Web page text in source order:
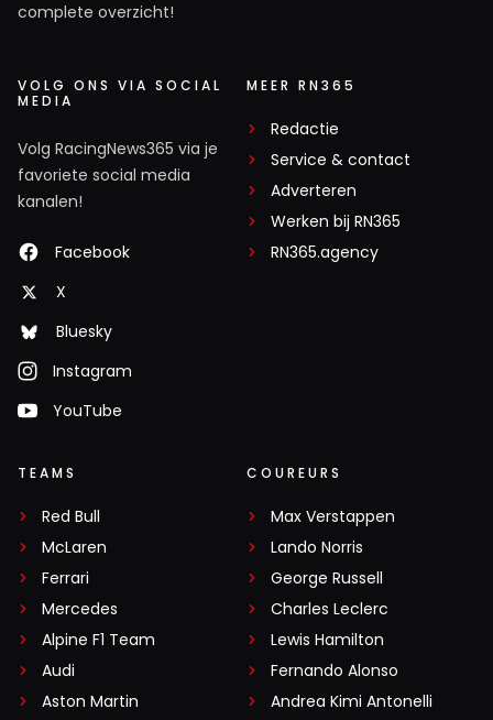
complete overzicht!
VOLG ONS VIA SOCIAL
MEDIA
Volg RacingNews365 via je
favoriete social media
kanalen!
Facebook
X
Bluesky
Instagram
YouTube
MEER RN365
Redactie
Service & contact
Adverteren
Werken bij RN365
RN365.agency
TEAMS
Red Bull
McLaren
Ferrari
Mercedes
Alpine F1 Team
Audi
Aston Martin
COUREURS
Max Verstappen
Lando Norris
George Russell
Charles Leclerc
Lewis Hamilton
Fernando Alonso
Andrea Kimi Antonelli